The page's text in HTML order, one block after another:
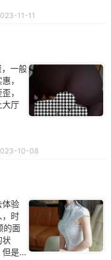
11-11
一般
，
，
大厅
10-08
体验
，时
的面
状
但是...